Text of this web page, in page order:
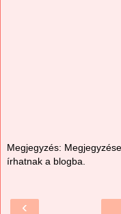
Megjegyzés:
írhatnak a blogba.
‹